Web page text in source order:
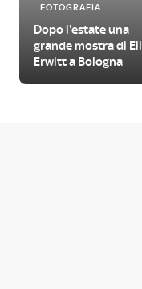
FOTOGRAFIA
Dopo l'estate una
grande mostra di
Erwitt a Bologna